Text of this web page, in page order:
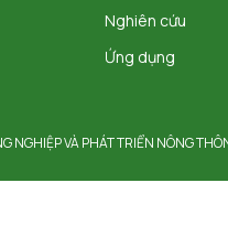
Nghiên cứu
Ứng dụng
NGHIỆP VÀ PHÁT TRIỂN NÔNG